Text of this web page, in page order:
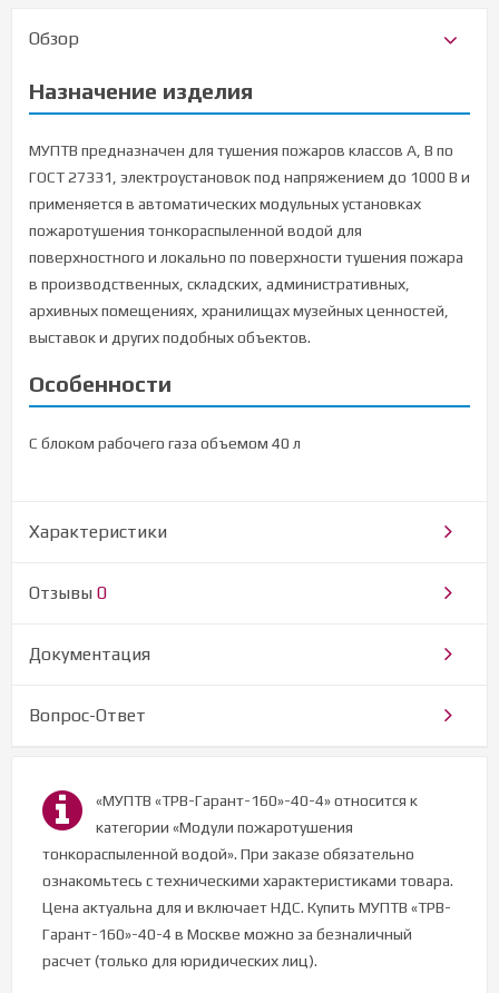
Обзор
Назначение изделия
МУПТВ предназначен для тушения пожаров классов А, В по
ГОСТ 27331, электроустановок под напряжением до 1000 В и
применяется в автоматических модульных установках
пожаротушения тонкораспыленной водой для
поверхностного и локально по поверхности тушения пожара
в производственных, складских, административных,
архивных помещениях, хранилищах музейных ценностей,
выставок и других подобных объектов.
Особенности
С блоком рабочего газа объемом 40 л
Характеристики
Отзывы 0
Документация
Вопрос-Ответ
«МУПТВ «ТРВ-Гарант-160»-40-4» относится к
категории «Модули пожаротушения
тонкораспыленной водой». При заказе обязательно
ознакомьтесь с техническими характеристиками товара.
Цена актуальна для и включает НДС. Купить МУПТВ «ТРВ-
Гарант-160»-40-4 в Москве можно за безналичный
расчет (только для юридических лиц).